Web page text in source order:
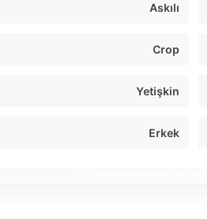
Askılı
Crop
Yetişkin
Erkek